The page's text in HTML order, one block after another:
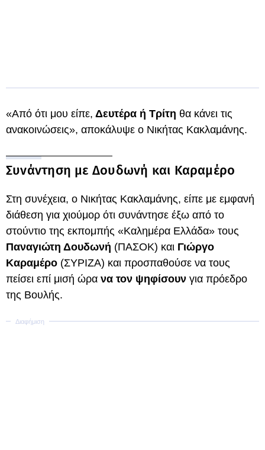
«Από ότι μου είπε, Δευτέρα ή Τρίτη θα κάνει τις
ανακοινώσεις», αποκάλυψε ο Νικήτας Κακλαμάνης.
Συνάντηση με Δουδωνή και Καραμέρο
Στη συνέχεια, ο Νικήτας Κακλαμάνης, είπε με εμφανή
διάθεση για χιούμορ ότι συνάντησε έξω από το
στούντιο της εκπομπής «Καλημέρα Ελλάδα» τους
Παναγιώτη Δουδωνή (ΠΑΣΟΚ) και Γιώργο
Καραμέρο (ΣΥΡΙΖΑ) και προσπαθούσε να τους
πείσει επί μισή ώρα να τον ψηφίσουν για πρόεδρο
της Βουλής.